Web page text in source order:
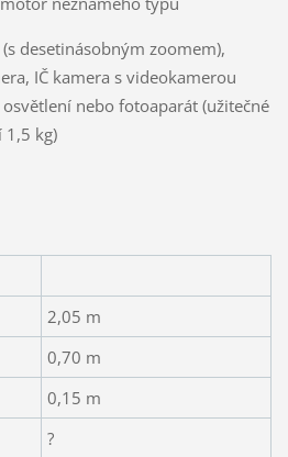
desetinásobným zoomem),
IČ kamera s videokamerou
nebo fotoaparát (užitečné
1,5 kg)
2,05 m
0,70 m
0,15 m
?